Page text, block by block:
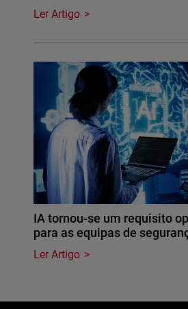
Ler Artigo
IA tornou-se um requisito
para as equipas de
Ler Artigo